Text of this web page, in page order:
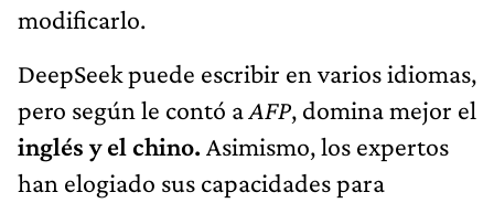
modificarlo.
DeepSeek puede escribir en varios idiomas,
pero según le contó aAFP, domina mejor el
inglés y el chino. Asimismo, los expertos
han elogiado sus capacidades para